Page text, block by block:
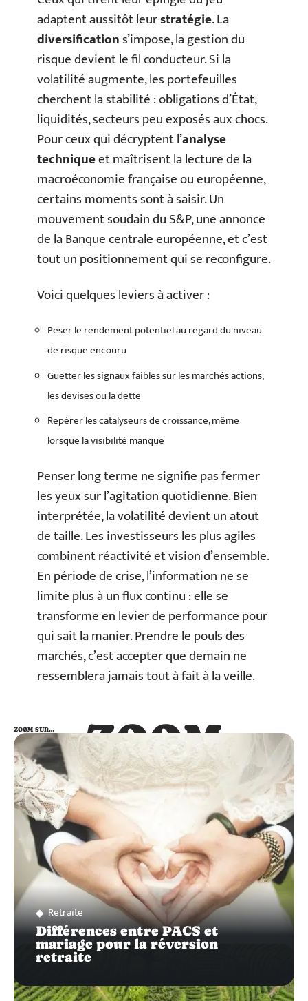
adaptent aussitôt leurstratégie. La
diversifications’impose, la gestion du
risque devient le fil conducteur. Si la
volatilité augmente, les portefeuilles
cherchent la stabilité : obligations d’État,
liquidités, secteurs peu exposés aux chocs.
Pour ceux qui décryptent l’analyse
techniqueet maîtrisent la lecture de la
macroéconomie française ou européenne,
certains moments sont à saisir. Un
mouvement soudain du S&P, une annonce
de la Banque centrale européenne, et c’est
tout un positionnement qui se reconfigure.
Voici quelques leviers à activer :
Peser le rendement potentiel au regard du niveau
de risque encouru
Guetter les signaux faibles sur les marchés actions,
les devises ou la dette
Repérer les catalyseurs de croissance, même
lorsque la visibilité manque
Penser long terme ne signifie pas fermer
les yeux sur l’agitation quotidienne. Bien
interprétée, la volatilité devient un atout
de taille. Les investisseurs les plus agiles
combinent réactivité et vision d’ensemble.
En période de crise, l’information ne se
limite plus à un flux continu : elle se
transforme en levier de performance pour
qui sait la manier. Prendre le pouls des
marchés, c’est accepter que demain ne
ressemblera jamais tout à fait à la veille.
ZOOM
SUR…
ZOOM SUR…
Retraite
Différences entre PACS et
mariage pour la réversion
retraite